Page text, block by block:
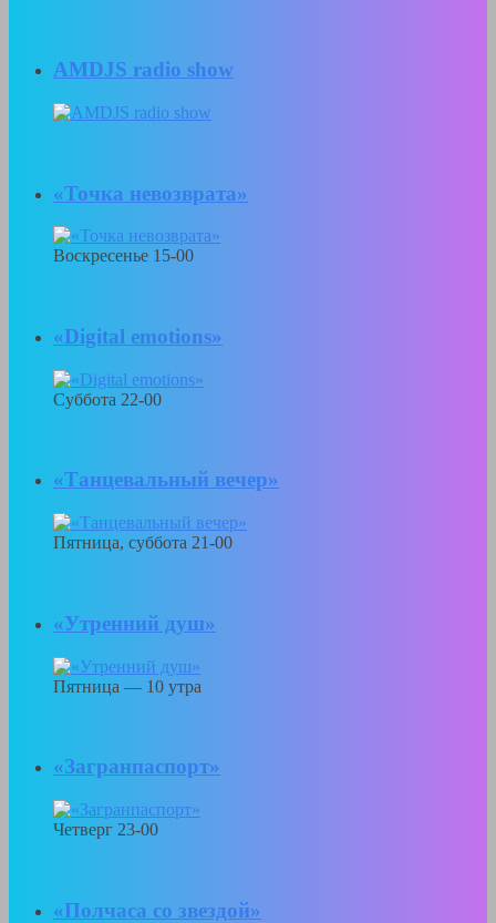
AMDJS radio show
«Точка невозврата»
Воскресенье 15-00
«Digital emotions»
Суббота 22-00
«Танцевальный вечер»
Пятница, суббота 21-00
«Утренний душ»
Пятница — 10 утра
«Загранпаспорт»
Четверг 23-00
«Полчаса со звездой»